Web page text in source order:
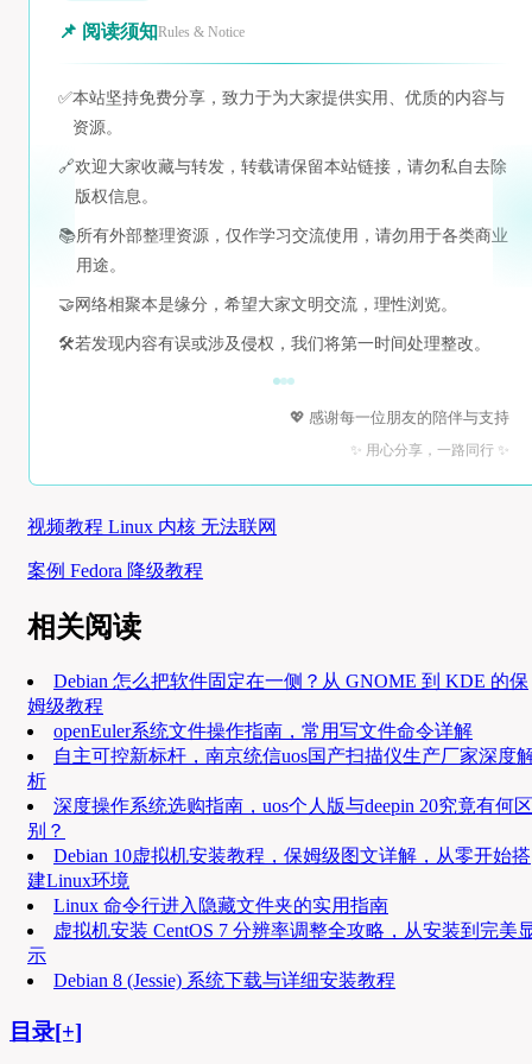
📌 阅读须知Rules & Notice
✅本站坚持免费分享，致力于为大家提供实用、优质的内容与
资源。
🔗欢迎大家收藏与转发，转载请保留本站链接，请勿私自去除
版权信息。
📚所有外部整理资源，仅作学习交流使用，请勿用于各类商业
用途。
🤝 网络相聚本是缘分，希望大家文明交流，理性浏览。
🛠️若发现内容有误或涉及侵权，我们将第一时间处理整改。
💖 感谢每一位朋友的陪伴与支持
✨ 用心分享，一路同行 ✨
视频教程 Linux 内核 无法联网
案例 Fedora 降级教程
相关阅读
Debian 怎么把软件固定在一侧？从 GNOME 到 KDE 的保
姆级教程
openEuler系统文件操作指南，常用写文件命令详解
自主可控新标杆，南京统信uos国产扫描仪生产厂家深度
析
深度操作系统选购指南，uos个人版与deepin 20究竟有何区
别？
Debian 10虚拟机安装教程，保姆级图文详解，从零开始搭
建Linux环境
Linux 命令行进入隐藏文件夹的实用指南
虚拟机安装 CentOS 7 分辨率调整全攻略，从安装到完美
示
Debian 8 (Jessie) 系统下载与详细安装教程
目录[+]